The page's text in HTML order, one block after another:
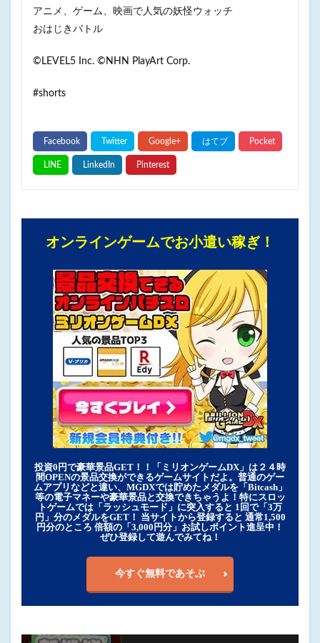
アニメ、ゲーム、映画で人気の妖怪ウォッチ
おはじきバトル
©LEVEL5 Inc. ©NHN PlayArt Corp.
#shorts
オンラインゲームでお小遣い稼ぎ！
投資0円で豪華景品GET！！「ミリオンゲームDX」は２４時
間OPENの景品交換ができるゲームサイトだよ。普通のゲー
ムアプリなどと違い、MGDXでは貯めたメダルを「Bitcash」
等の電子マネーや豪華景品と交換できちゃうよ！特にスロッ
トゲームでは「ラッシュモード」に突入すると 1回で「3万
円」分のメダルをGET！ 当サイトから登録すると 通常1,500
円分のところ 倍額の「3,000円分」お試しポイント進呈中！
ぜひ登録して遊んでみてね！
今すぐ無料であそぶ